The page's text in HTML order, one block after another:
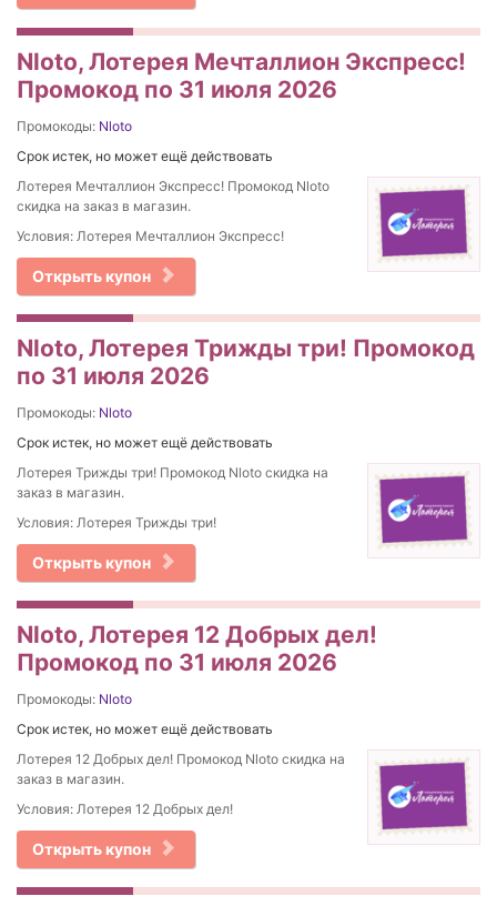
Nloto, Лотерея Мечталлион Экспресс!
Промокод по 31 июля 2026
Промокоды: Nloto
Срок истек, но может ещё действовать
Лотерея Мечталлион Экспресс! Промокод Nloto
скидка на заказ в магазин.
Условия: Лотерея Мечталлион Экспресс!
Открыть купон
Nloto, Лотерея Трижды три! Промокод
по 31 июля 2026
Промокоды: Nloto
Срок истек, но может ещё действовать
Лотерея Трижды три! Промокод Nloto скидка на
заказ в магазин.
Условия: Лотерея Трижды три!
Открыть купон
Nloto, Лотерея 12 Добрых дел!
Промокод по 31 июля 2026
Промокоды: Nloto
Срок истек, но может ещё действовать
Лотерея 12 Добрых дел! Промокод Nloto скидка на
заказ в магазин.
Условия: Лотерея 12 Добрых дел!
Открыть купон